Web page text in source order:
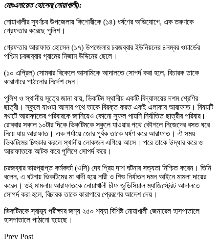
মোঃএনায়েত হোসেন(নোয়াখালী):
নোয়াখালীর সুবর্ণচর উপজেলায় কিশোরীকে (১৪) ধর্ষণের অভিযোগে, এক তরুণকে
গ্রেফতার করেছে পুলিশ।
গ্রেফতার আরাফাত হোসেন (১৭) উপজেলার চরজব্বার ইউনিয়নের ৪নম্বর ওয়ার্ডের
পশ্চিম চরজব্বার গ্রামের নিজাম উদ্দিনের ছেলে।
(১০ এপ্রিল) সোমবার বিকেলে আসামিকে আদালতে সোপর্দ করা হলে, বিচারক তাকে
কারাগারে পাঠানোর নির্দেশ দেন।
পুলিশ ও স্থানীয় সূত্রে জানা যায়, ভিকটিম স্থানীয় একটি বিদ্যালয়ের দশম শ্রেণির
ছাত্রী। স্কুলে যাওয়া আসার পথে তাকে বিরক্ত করত একই এলাকার আরাফাত। বিষয়টি
বখাটে আরাফাতের পরিবারকে জানিয়েও কোনো সুফল পায়নি নির্যাতিত ছাত্রীর পরিবার।
রোববার সকাল ১০টার দিকে ভিকটিমকে স্কুলে যাওয়ার পথে কৌশলে নিজেদের বসত ঘরে
নিয়ে যায় আরাফাত। এক পর্যায়ে জোর পূর্বক তাকে ধর্ষণ করে আরাফাত। ঐ সময়
ভিকটিমের চিৎকার করলে স্থানীয় লোকজন এগিয়ে আসে। পরে তাকে উদ্ধার করে ও
আরাফাতকে আটক করে পুলিশে সোপর্দ করে।
চরজব্বার ভারপ্রাপ্ত কর্মকর্তা (ওসি) দেব প্রিয় দাশ ঘটনার সত্যতা নিশ্চিত করেন। তিনি
বলেন, এ ঘটনায় ভিকটিমের মা বাদী হয়ে নারী ও শিশু নির্যাতন দমন আইনে মামলা দায়ের
করেন। ওই মামলায় আরাফাতকে নোয়াখালী চীফ জুডিসিয়াল ম্যাজিস্ট্রেট আদালতে
সোপর্দ করা হলে, বিচারক তাকে কারাগারে প্রেরণের আদেশ দেয়।
ভিকটিমকে স্বাস্থ্য পরীক্ষার জন্য ২৫০ শয্যা বিশিষ্ট নোয়াখালী জেনারেল হাসপাতালে
হাসপাতালে পাঠানো হয়েছে।
Prev Post